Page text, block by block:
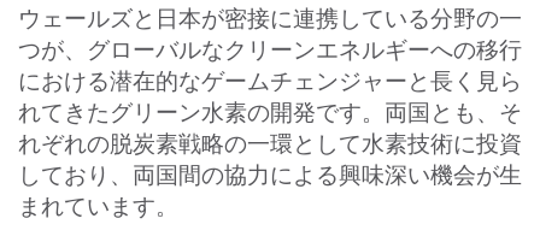
ウェールズと日本が密接に連携している分野の一
つが、グローバルなクリーンエネルギーへの移行
における潜在的なゲームチェンジャーと長く見ら
れてきたグリーン水素の開発です。両国とも、そ
れぞれの脱炭素戦略の一環として水素技術に投資
しており、両国間の協力による興味深い機会が生
まれています。